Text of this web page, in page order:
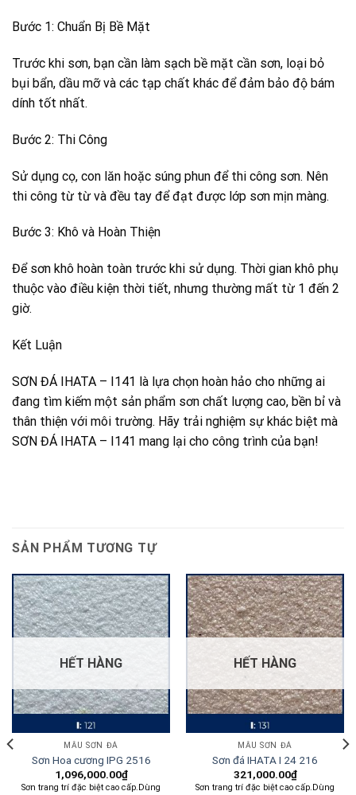
Bước 1: Chuẩn Bị Bề Mặt
Trước khi sơn, bạn cần làm sạch bề mặt cần sơn, loại bỏ
bụi bẩn, dầu mỡ và các tạp chất khác để đảm bảo độ bám
dính tốt nhất.
Bước 2: Thi Công
Sử dụng cọ, con lăn hoặc súng phun để thi công sơn. Nên
thi công từ từ và đều tay để đạt được lớp sơn mịn màng.
Bước 3: Khô và Hoàn Thiện
Để sơn khô hoàn toàn trước khi sử dụng. Thời gian khô phụ
thuộc vào điều kiện thời tiết, nhưng thường mất từ 1 đến 2
giờ.
Kết Luận
SƠN ĐÁ IHATA – I141 là lựa chọn hoàn hảo cho những ai
đang tìm kiếm một sản phẩm sơn chất lượng cao, bền bỉ và
thân thiện với môi trường. Hãy trải nghiệm sự khác biệt mà
SƠN ĐÁ IHATA – I141 mang lại cho công trình của bạn!
SẢN PHẨM TƯƠNG TỰ
HẾT HÀNG
MẪU SƠN ĐÁ
Sơn Hoa cương IPG 2516
1,096,000.00₫
Sơn trang trí đặc biệt cao cấp.Dùng
HẾT HÀNG
MẪU SƠN ĐÁ
Sơn đá IHATA I 24 216
321,000.00₫
Sơn trang trí đặc biệt cao cấp.Dùng